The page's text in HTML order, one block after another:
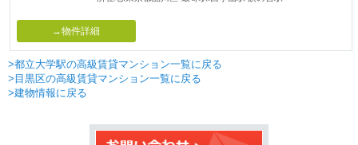
→物件詳細
>都立大学駅の高級賃貸マンション一覧に戻る
>目黒区の高級賃貸マンション一覧に戻る
>建物情報に戻る